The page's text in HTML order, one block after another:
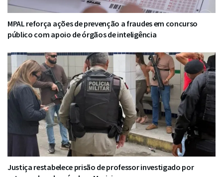
MPAL reforça ações de prevenção a fraudes em concurso
público com apoio de órgãos de inteligência
Justiça restabelece prisão de professor investigado por